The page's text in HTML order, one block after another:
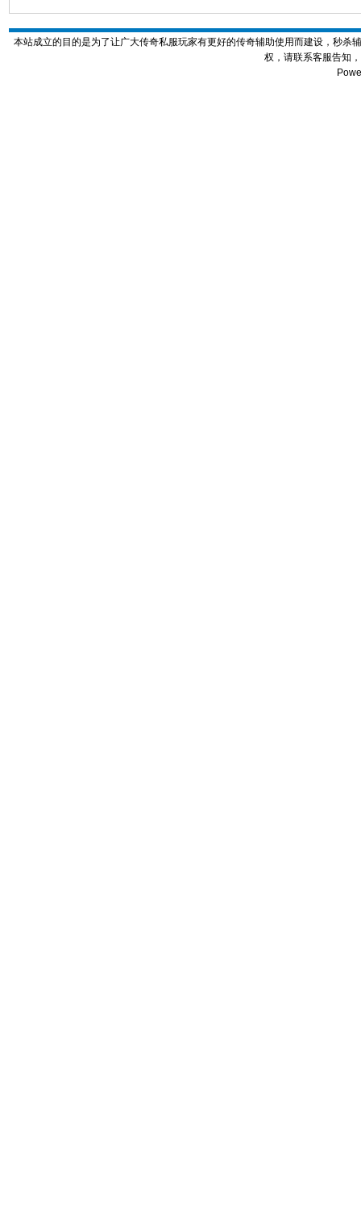
本站成立的目的是为了让广大传奇私服玩家有更好的传奇辅助使用而建设，秒
权，请联系客服告知